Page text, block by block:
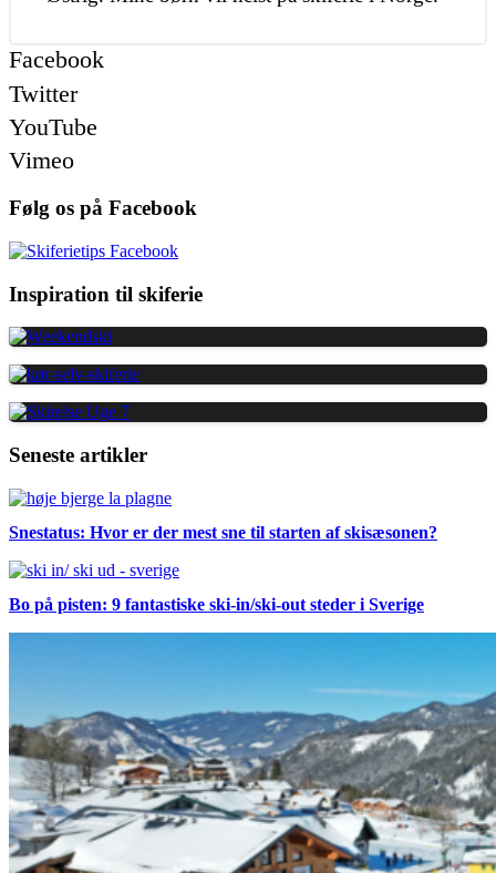
Facebook
Twitter
YouTube
Vimeo
Følg os på Facebook
Inspiration til skiferie
Seneste artikler
Snestatus: Hvor er der mest sne til starten af skisæsonen?
Bo på pisten: 9 fantastiske ski-in/ski-out steder i Sverige